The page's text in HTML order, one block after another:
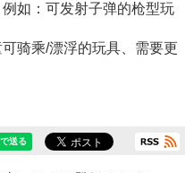
如：可发射子弹的枪型玩
骑乘/漂浮的玩具、需要更